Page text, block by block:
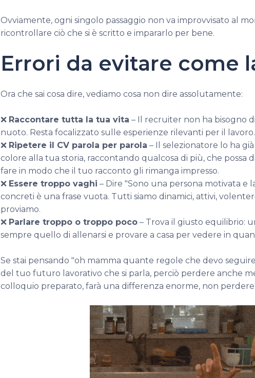
Ovviamente, ogni singolo passaggio non va improvvisato al
ricontrollare ciò che si è scritto e impararlo per bene.
Errori da evitare come
Ora che sai cosa dire, vediamo cosa non dire assolutamente:
❌ Raccontare tutta la tua vita – Il recruiter non ha bisogno
nuoto. Resta focalizzato sulle esperienze rilevanti per il lavoro.
❌ Ripetere il CV parola per parola – Il selezionatore lo ha
colore alla tua storia, raccontando qualcosa di più, che
fare in modo che il tuo racconto gli rimanga impresso.
❌ Essere troppo vaghi – Dire "Sono una persona motivata e
concreti è una frase vuota. Tutti siamo dinamici, attivi,
proviamo.
❌ Parlare troppo o troppo poco – Trova il giusto equilibrio:
sempre quello di allenarsi e provare a casa per vedere in
Se stai pensando "oh mamma quante regole che devo
del tuo futuro lavorativo che si parla, perciò perdere anche
colloquio preparato, farà una differenza enorme, non perdere